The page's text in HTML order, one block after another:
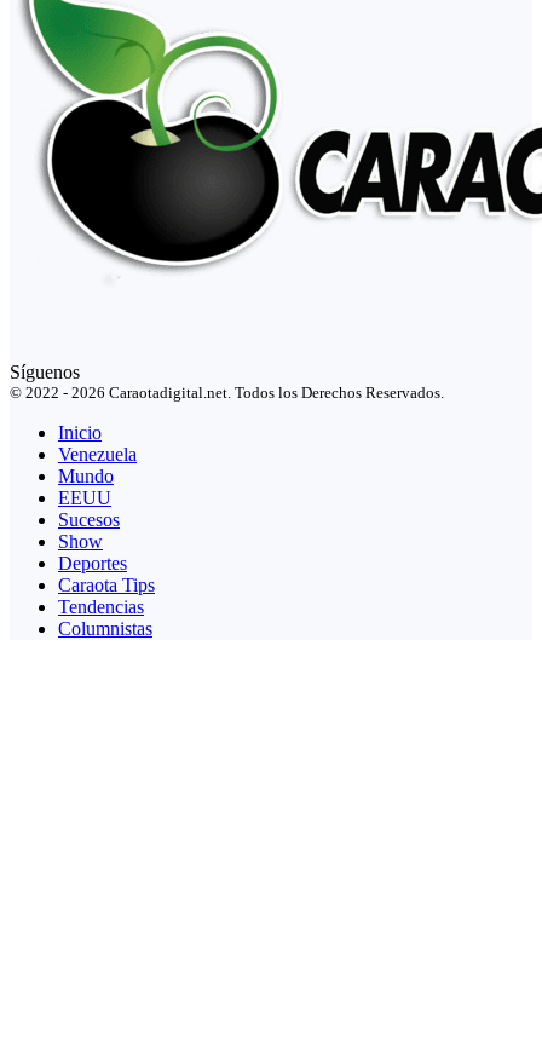
Síguenos
© 2022 - 2026 Caraotadigital.net. Todos los Derechos Reservados.
Inicio
Venezuela
Mundo
EEUU
Sucesos
Show
Deportes
Caraota Tips
Tendencias
Columnistas